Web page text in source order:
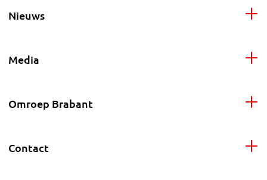
Nieuws
Media
Omroep Brabant
Contact